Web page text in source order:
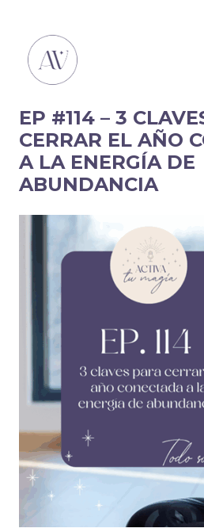
EP #114 – 3
CERRAR EL AÑO
A LA ENERGÍA DE
ABUNDANCIA